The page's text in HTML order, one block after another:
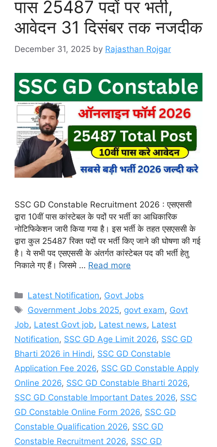
पास 25487 पदों पर भर्ती,
आवेदन 31 दिसंबर तक नजदीक
December 31, 2025 by Rajasthan Rojgar
SSC GD Constable Recruitment 2026 : एसएससी
द्वारा 10वीं पास कांस्टेबल के पदों पर भर्ती का आधिकारिक
नोटिफिकेशन जारी किया गया है। इस भर्ती के तहत एसएससी के
द्वारा कुल 25487 रिक्त पदों पर भर्ती किए जाने की घोषणा की गई
है। ये सभी पद एसएससी के अंतर्गत कांस्टेबल पद की भर्ती हेतु
निकाले गए हैं। जिसमे … Read more
Categories
Latest Notification, Govt Jobs
Tags
Government Jobs 2025, govt exam, Govt
Job, Latest Govt job, Latest news, Latest
Notification, SSC GD Age Limit 2026, SSC GD
Bharti 2026 in Hindi, SSC GD Constable
Application Fee 2026, SSC GD Constable Apply
Online 2026, SSC GD Constable Bharti 2026,
SSC GD Constable Important Dates 2026, SSC
GD Constable Online Form 2026, SSC GD
Constable Qualification 2026, SSC GD
Constable Recruitment 2026, SSC GD